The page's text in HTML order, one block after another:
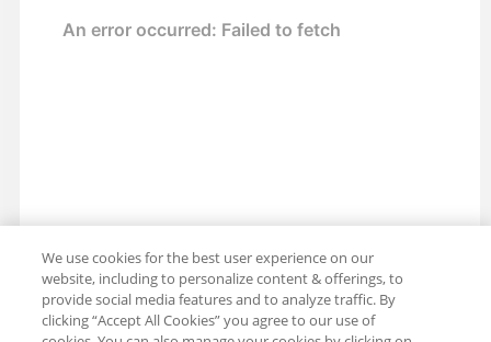
We use cookies for the best user experience on our
website, including to personalize content & offerings, to
provide social media features and to analyze traffic. By
clicking “Accept All Cookies” you agree to our use of